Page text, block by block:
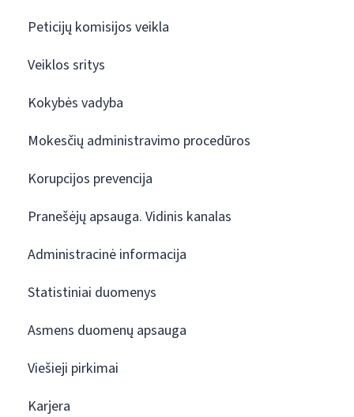
Peticijų komisijos veikla
Veiklos sritys
Kokybės vadyba
Mokesčių administravimo procedūros
Korupcijos prevencija
Pranešėjų apsauga. Vidinis kanalas
Administracinė informacija
Statistiniai duomenys
Asmens duomenų apsauga
Viešieji pirkimai
Karjera